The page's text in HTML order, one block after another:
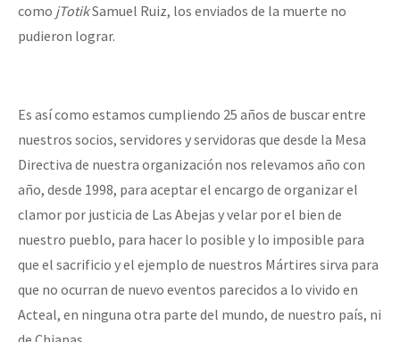
como jTotikSamuel Ruiz, los enviados de la muerte no
pudieron lograr.
Es así como estamos cumpliendo 25 años de buscar entre
nuestros socios, servidores y servidoras que desde la Mesa
Directiva de nuestra organización nos relevamos año con
año, desde 1998, para aceptar el encargo de organizar el
clamor por justicia de Las Abejas y velar por el bien de
nuestro pueblo, para hacer lo posible y lo imposible para
que el sacrificio y el ejemplo de nuestros Mártires sirva para
que no ocurran de nuevo eventos parecidos a lo vivido en
Acteal, en ninguna otra parte del mundo, de nuestro país, ni